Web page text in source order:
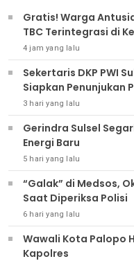
Gratis! Warga
TBC Terintegrasi di
4 jam yang lalu
Sekertaris DKP PWI
Siapkan Penunjukan
3 hari yang lalu
Gerindra Sulsel
Energi Baru
5 hari yang lalu
“Galak” di Medsos,
Saat Diperiksa Polisi
6 hari yang lalu
Wawali Kota Palopo
Kapolres